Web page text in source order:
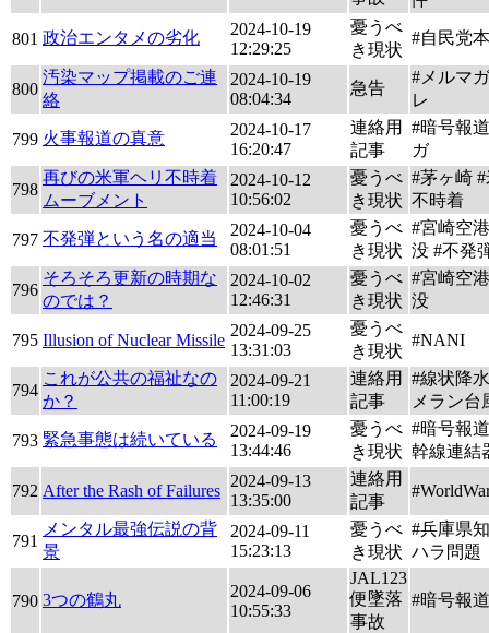
801 政治エンタメの劣化
2024-10-19
12:29:25
憂うべ
き現状
#自民党
800
汚染マップ掲載のご連
絡
2024-10-19
08:04:34
急告
#メルマ
レ
799 火事報道の真意
2024-10-17
16:20:47
連絡用
記事
#暗号報
ガ
798
再びの米軍ヘリ不時着
ムーブメント
2024-10-12
10:56:02
憂うべ
き現状
#茅ヶ崎
不時着
797 不発弾という名の適当
2024-10-04
08:01:51
憂うべ
き現状
#宮崎空
没 #不発
796
そろそろ更新の時期な
のでは？
2024-10-02
12:46:31
憂うべ
き現状
#宮崎空
没
795 Illusion of Nuclear Missile
2024-09-25
13:31:03
憂うべ
き現状
#NANI
794
これが公共の福祉なの
か？
2024-09-21
11:00:19
連絡用
記事
#線状降
メラン台
793 緊急事態は続いている
2024-09-19
13:44:46
憂うべ
き現状
#暗号報
幹線連結
792 After the Rash of Failures
2024-09-13
13:35:00
連絡用
記事
791
メンタル最強伝説の背
景
2024-09-11
15:23:13
憂うべ
き現状
#兵庫県
ハラ問題
790 3つの鶴丸
2024-09-06
10:55:33
JAL123
便墜落
事故
#暗号報